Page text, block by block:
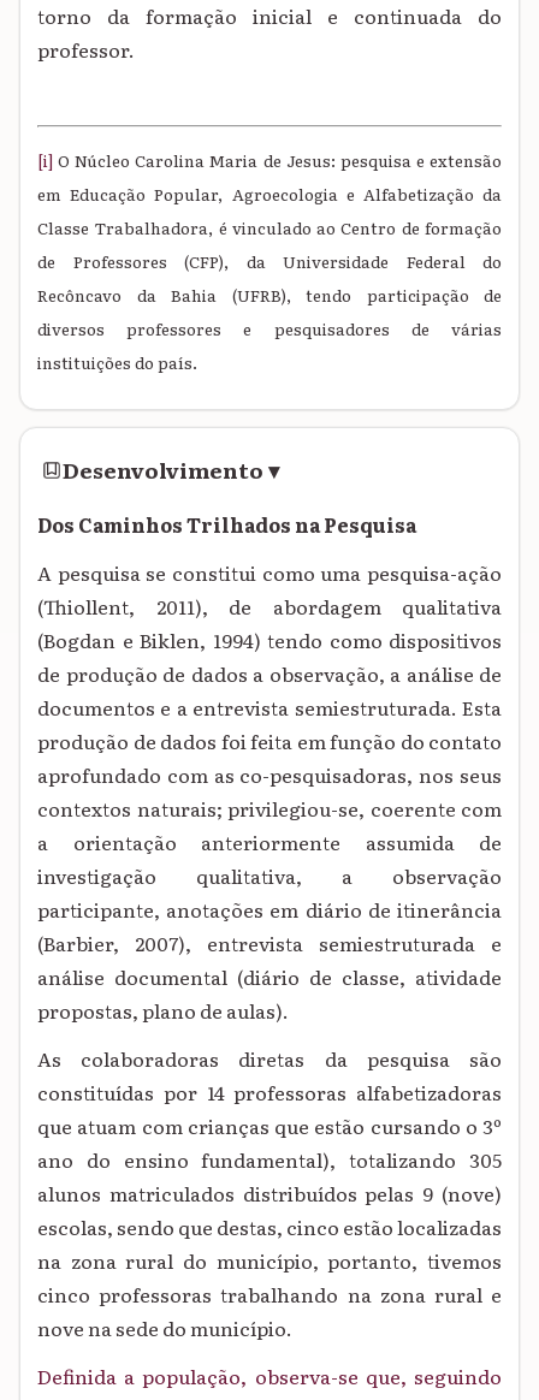
torno da formação inicial e continuada do
professor.
[i] O Núcleo Carolina Maria de Jesus: pesquisa e extensão
em Educação Popular, Agroecologia e Alfabetização da
Classe Trabalhadora, é vinculado ao Centro de formação
de Professores (CFP), da Universidade Federal do
Recôncavo da Bahia (UFRB), tendo participação de
diversos professores e pesquisadores de várias
instituições do país.
Desenvolvimento▾
Dos Caminhos Trilhados na Pesquisa
A pesquisa se constitui como uma pesquisa-ação
(Thiollent, 2011), de abordagem qualitativa
(Bogdan e Biklen, 1994) tendo como dispositivos
de produção de dados a observação, a análise de
documentos e a entrevista semiestruturada. Esta
produção de dados foi feita em função do contato
aprofundado com as co-pesquisadoras, nos seus
contextos naturais; privilegiou-se, coerente com
a orientação anteriormente assumida de
investigação qualitativa, a observação
participante, anotações em diário de itinerância
(Barbier, 2007), entrevista semiestruturada e
análise documental (diário de classe, atividade
propostas, plano de aulas).
As colaboradoras diretas da pesquisa são
constituídas por 14 professoras alfabetizadoras
que atuam com crianças que estão cursando o 3º
ano do ensino fundamental), totalizando 305
alunos matriculados distribuídos pelas 9 (nove)
escolas, sendo que destas, cinco estão localizadas
na zona rural do município, portanto, tivemos
cinco professoras trabalhando na zona rural e
nove na sede do município.
Definida a população, observa-se que, seguindo